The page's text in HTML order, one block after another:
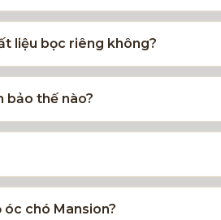
liệu bọc riêng không?
bảo thế nào?
chó Mansion?